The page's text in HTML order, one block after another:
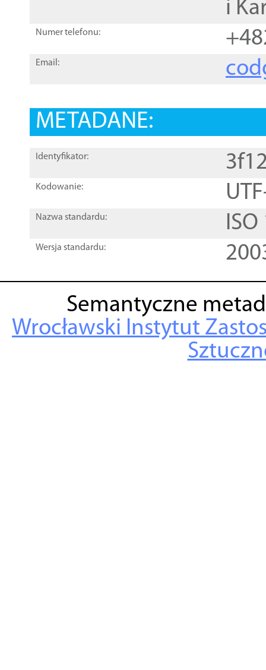
i
Numer telefonu:
Email:
METADANE:
Identyfikator:
Kodowanie:
Nazwa standardu:
Wersja standardu:
Semantyczne
Wrocławski Instytut